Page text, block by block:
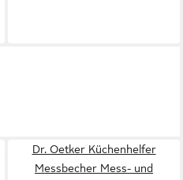
Dr. Oetker Küchenhelfer
Messbecher Mess- und